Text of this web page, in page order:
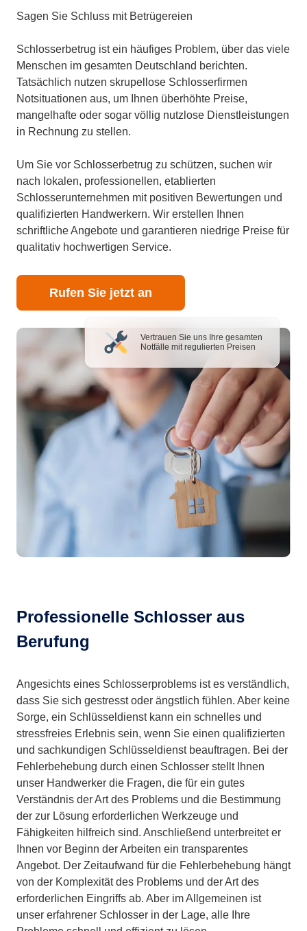
Sagen Sie Schluss mit Betrügereien
Schlosserbetrug ist ein häufiges Problem, über das viele
Menschen im gesamten Deutschland berichten.
Tatsächlich nutzen skrupellose Schlosserfirmen
Notsituationen aus, um Ihnen überhöhte Preise,
mangelhafte oder sogar völlig nutzlose Dienstleistungen
in Rechnung zu stellen.
Um Sie vor Schlosserbetrug zu schützen, suchen wir
nach lokalen, professionellen, etablierten
Schlosserunternehmen mit positiven Bewertungen und
qualifizierten Handwerkern. Wir erstellen Ihnen
schriftliche Angebote und garantieren niedrige Preise für
qualitativ hochwertigen Service.
Rufen Sie jetzt an
Vertrauen Sie uns Ihre gesamten
Notfälle mit regulierten Preisen
Professionelle Schlosser aus
Berufung
Angesichts eines Schlosserproblems ist es verständlich,
dass Sie sich gestresst oder ängstlich fühlen. Aber keine
Sorge, ein Schlüsseldienst kann ein schnelles und
stressfreies Erlebnis sein, wenn Sie einen qualifizierten
und sachkundigen Schlüsseldienst beauftragen. Bei der
Fehlerbehebung durch einen Schlosser stellt Ihnen
unser Handwerker die Fragen, die für ein gutes
Verständnis der Art des Problems und die Bestimmung
der zur Lösung erforderlichen Werkzeuge und
Fähigkeiten hilfreich sind. Anschließend unterbreitet er
Ihnen vor Beginn der Arbeiten ein transparentes
Angebot. Der Zeitaufwand für die Fehlerbehebung hängt
von der Komplexität des Problems und der Art des
erforderlichen Eingriffs ab. Aber im Allgemeinen ist
unser erfahrener Schlosser in der Lage, alle Ihre